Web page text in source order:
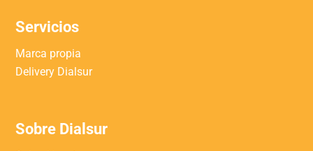
Servicios
Marca propia
Delivery Dialsur
Sobre Dialsur